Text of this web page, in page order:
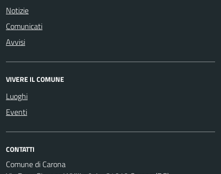
Notizie
Comunicati
Avvisi
VIVERE IL COMUNE
Luoghi
Eventi
CONTATTI
Comune di Carona